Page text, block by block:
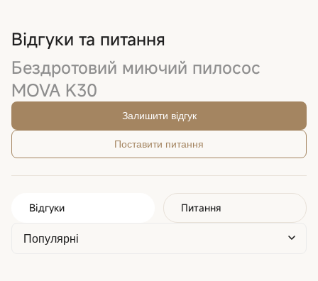
Відгуки та питання
Бездротовий миючий пилосос
MOVA K30
Залишити відгук
Поставити питання
Відгуки Питання